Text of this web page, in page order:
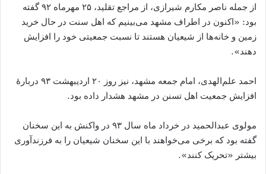
از جمله ناصر مکارم شیرازی، از مراجع تقلید، ۲۵ مهرماه ۹۲ گفته
بود: «اکنون در اطراف مشهد میبینیم که اهل سنت در حال خرید
زمین و خانهها از شیعیان هستند تا نسبت جمعیتی خود را افزایش
دهند».
احمد علم
الهدی، امام جمعه مشهد، نیز روز ۲۰ اردیبهشت ۹۳ دربارهٔ
افزایش جمعیت اهل تسنن در مشهد هشدار داده بود.
مولوی عبدالحمید در خرداد ماه سال ۹۳ در واکنش به این سخنان
گفته بود که برخی میخواهند با این سخنان شیعیان را به فرزندآوری
بیشتر «تحریک کنند».